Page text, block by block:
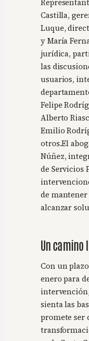
Castilla,
Luque,
y María
jurídica,
las
usuarios,
Felipe
Alberto
Emilio
otros.El
Núñez,
de Servicios
de
alcanzar
Un camino
Con un
enero para
sienta las
promete ser